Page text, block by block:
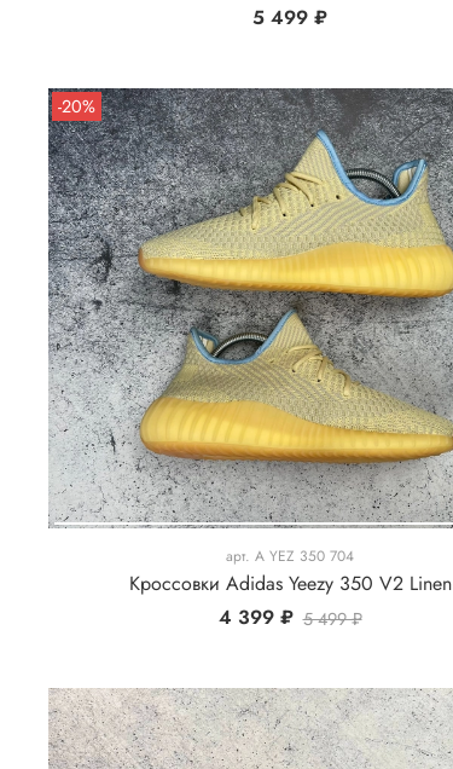
5 499 ₽
-20%
арт. A YEZ 350 704
Кроссовки Adidas Yeezy 350 V2 Linen
4 399 ₽ 5 499 ₽